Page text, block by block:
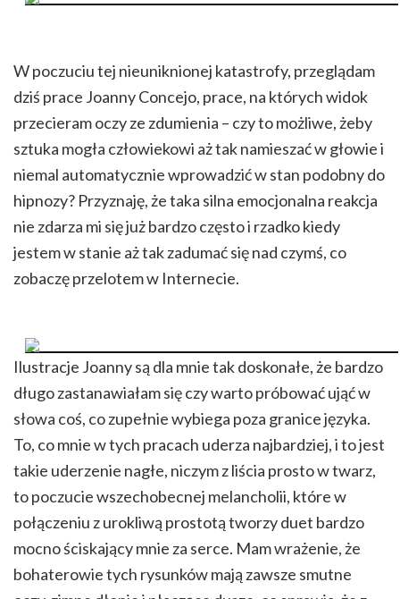
W poczuciu tej nieuniknionej katastrofy, przeglądam
dziś prace Joanny Concejo, prace, na których widok
przecieram oczy ze zdumienia – czy to możliwe, żeby
sztuka mogła człowiekowi aż tak namieszać w głowie i
niemal automatycznie wprowadzić w stan podobny do
hipnozy? Przyznaję, że taka silna emocjonalna reakcja
nie zdarza mi się już bardzo często i rzadko kiedy
jestem w stanie aż tak zadumać się nad czymś, co
zobaczę przelotem w Internecie.
Ilustracje Joanny są dla mnie tak doskonałe, że bardzo
długo zastanawiałam się czy warto próbować ująć w
słowa coś, co zupełnie wybiega poza granice języka.
To, co mnie w tych pracach uderza najbardziej, i to jest
takie uderzenie nagłe, niczym z liścia prosto w twarz,
to poczucie wszechobecnej melancholii, które w
połączeniu z urokliwą prostotą tworzy duet bardzo
mocno ściskający mnie za serce. Mam wrażenie, że
bohaterowie tych rysunków mają zawsze smutne